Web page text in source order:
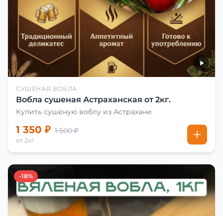
СУШЁНАЯ ВОБЛА
Вобла сушеная Астраханская от 2кг.
Купить сушёную воблу из Астрахани
1 350 ₽ 1 500 ₽
от 2кг
-18%